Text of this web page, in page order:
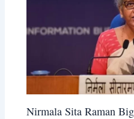
Nirmala Sita Raman